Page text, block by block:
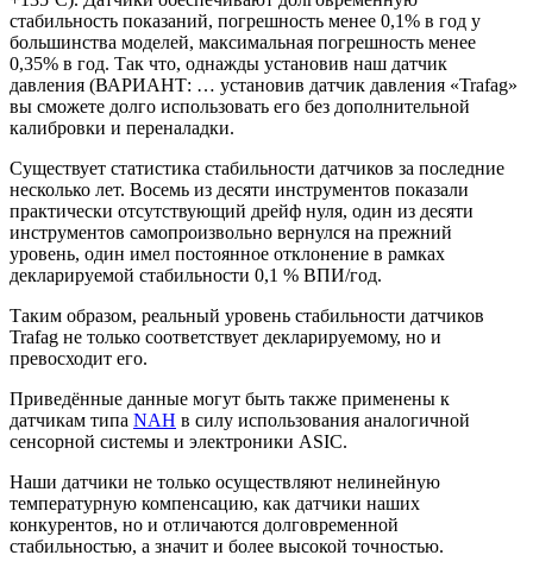
стабильность показаний, погрешность менее 0,1% в год у
большинства моделей, максимальная погрешность менее
0,35% в год. Так что, однажды установив наш датчик
давления (ВАРИАНТ: … установив датчик давления «Trafag»
вы сможете долго использовать его без дополнительной
калибровки и переналадки.
Существует статистика стабильности датчиков за последние
несколько лет. Восемь из десяти инструментов показали
практически отсутствующий дрейф нуля, один из десяти
инструментов самопроизвольно вернулся на прежний
уровень, один имел постоянное отклонение в рамках
декларируемой стабильности 0,1 % ВПИ/год.
Таким образом, реальный уровень стабильности датчиков
Trafag не только соответствует декларируемому, но и
превосходит его.
Приведённые данные могут быть также применены к
датчикам типа NAH в силу использования аналогичной
сенсорной системы и электроники ASIC.
Наши датчики не только осуществляют нелинейную
температурную компенсацию, как датчики наших
конкурентов, но и отличаются долговременной
стабильностью, а значит и более высокой точностью.